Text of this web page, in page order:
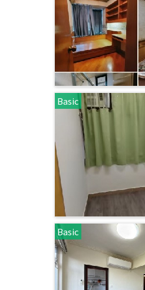
Basic
Basic